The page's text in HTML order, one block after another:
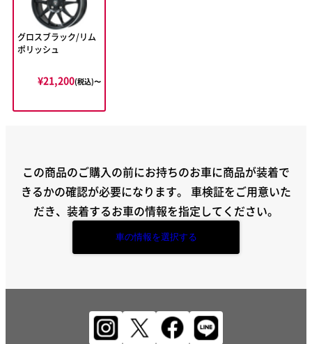
グロスブラック/リム
ポリッシュ
¥21,200(税込)〜
この商品のご購入の前にお持ちのお車に商品が装着で
きるかの確認が必要になります。 車検証をご用意いた
だき、装着するお車の情報を指定してください。
車の情報を選択する